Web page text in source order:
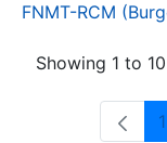
FNMT-RCM
Showing 1 to
1